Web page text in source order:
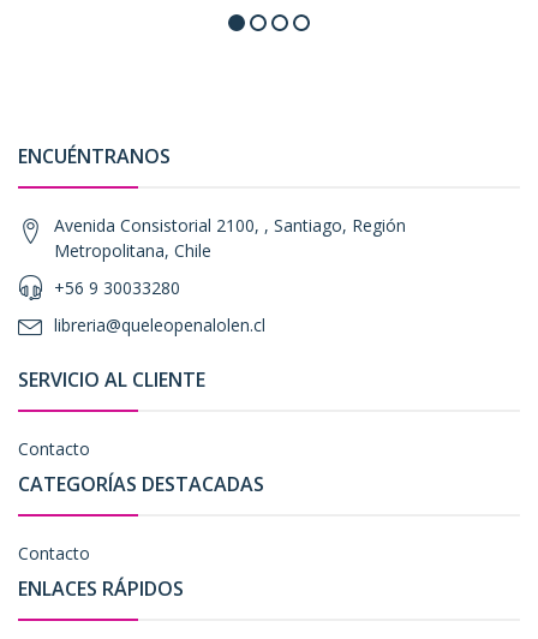
ENCUÉNTRANOS
Avenida Consistorial 2100, , Santiago, Región
Metropolitana, Chile
+56 9 30033280
libreria@queleopenalolen.cl
SERVICIO AL CLIENTE
Contacto
CATEGORÍAS DESTACADAS
Contacto
ENLACES RÁPIDOS